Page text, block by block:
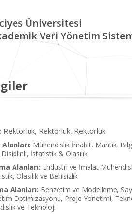
Üniversitesi
Veri Yönetim
Rektörlük, Rektörlük, Rektörlük
Mühendislik İmalat, Mantık,
İstatistik & Olasılık
Alanları: Endüstri ve İmalat
Olasılık ve Belirsizlik
Alanları: Benzetim ve Modelleme,
Optimizasyonu, Proje Yönetimi,
ve Teknoloji